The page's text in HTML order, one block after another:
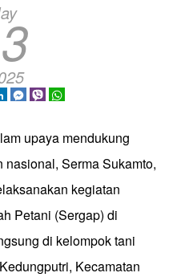
upaya mendukung
Serma Sukamto,
kegiatan
Petani (Sergap) di
di kelompok tani
Kecamatan